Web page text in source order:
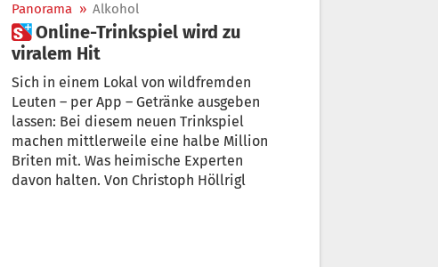
Panorama » Alkohol
 Online-Trinkspiel wird zu
viralem Hit
Sich in einem Lokal von wildfremden
Leuten – per App – Getränke ausgeben
lassen: Bei diesem neuen Trinkspiel
machen mittlerweile eine halbe Million
Briten mit. Was heimische Experten
davon halten. Von Christoph Höllrigl